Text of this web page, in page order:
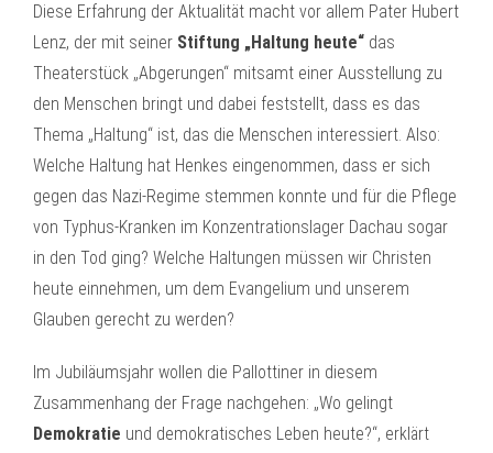
Diese Erfahrung der Aktualität macht vor allem Pater Hubert
Lenz, der mit seiner Stiftung „Haltung heute“ das
Theaterstück „Abgerungen“ mitsamt einer Ausstellung zu
den Menschen bringt und dabei feststellt, dass es das
Thema „Haltung“ ist, das die Menschen interessiert. Also:
Welche Haltung hat Henkes eingenommen, dass er sich
gegen das Nazi-Regime stemmen konnte und für die Pflege
von Typhus-Kranken im Konzentrationslager Dachau sogar
in den Tod ging? Welche Haltungen müssen wir Christen
heute einnehmen, um dem Evangelium und unserem
Glauben gerecht zu werden?
Im Jubiläumsjahr wollen die Pallottiner in diesem
Zusammenhang der Frage nachgehen: „Wo gelingt
Demokratie und demokratisches Leben heute?“, erklärt